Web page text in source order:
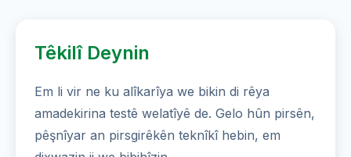
Têkilî Deynin
Em li vir ne ku alîkarîya we bikin di rêya
amadekirina testê welatîyê de. Gelo hûn pirsên,
pêşnîyar an pirsgirêkên teknîkî hebin, em